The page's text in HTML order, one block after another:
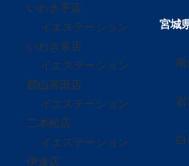
いわき平店
イエステーション
いわき泉店
イエステーション
郡山富田店
イエステーション
二本松店
イエステーション
伊達店
宮城